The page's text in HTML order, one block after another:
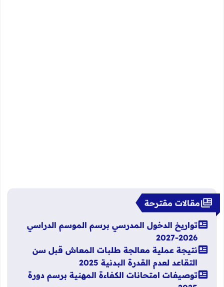
مقالات مقترحة
تواريخ الدخول المدرسي برسم الموسم الدراسي
2026-2027
نتيجة عملية معالجة طلبات المعاش قبل سن
التقاعد لعدم القدرة البدنية 2025
توصيفات امتحانات الكفاءة المهنية برسم دورة